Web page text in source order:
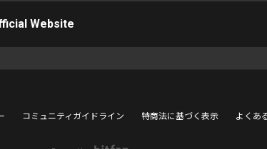
Website
コミュニティガイドライン 特商法に基づく表示 よくあ